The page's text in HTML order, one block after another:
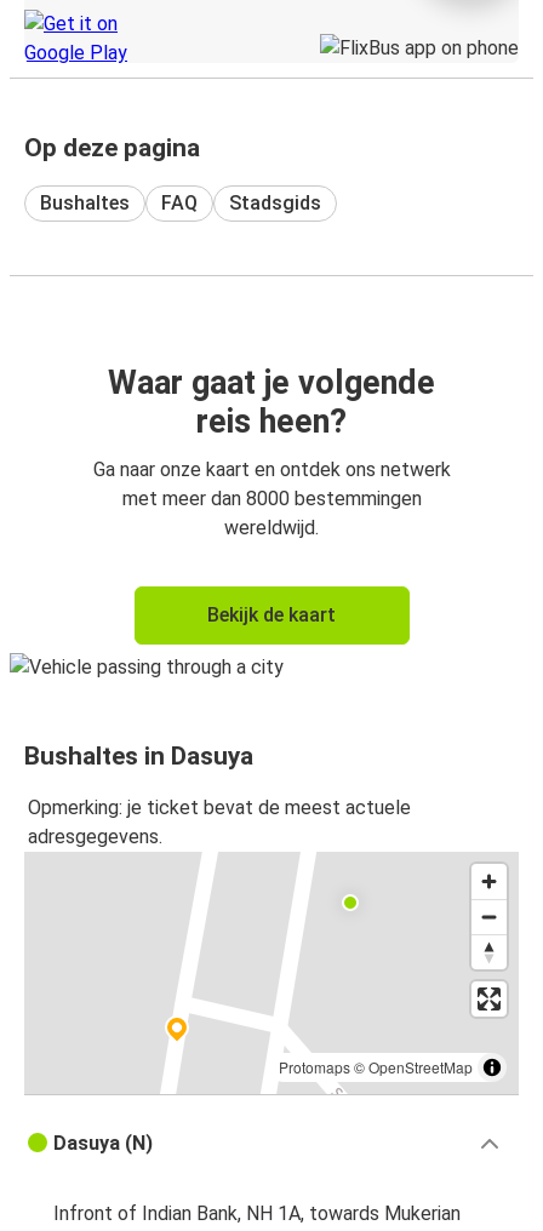
Op deze pagina
Bushaltes FAQ Stadsgids
Waar gaat je volgende
reis heen?
Ga naar onze kaart en ontdek ons netwerk
met meer dan 8000 bestemmingen
wereldwijd.
Bekijk de kaart
Bushaltes in Dasuya
Opmerking: je ticket bevat de meest actuele
adresgegevens.
Protomaps©OpenStreetMap
Dasuya (N)
Infront of Indian Bank, NH 1A, towards Mukerian